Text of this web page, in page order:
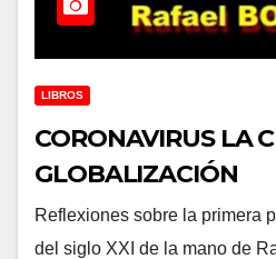
LIBROS
CORONAVIRUS LA
GLOBALIZACIÓN
Reflexiones sobre la primera
del siglo XXI de la mano de